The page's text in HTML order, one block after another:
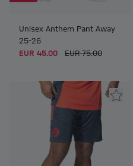
Unisex Anthem Pant Away
25-26
EUR 45.00
EUR 75.00